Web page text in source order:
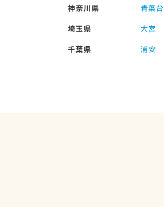
神奈川県
青葉台
埼玉県
大宮
千葉県
浦安